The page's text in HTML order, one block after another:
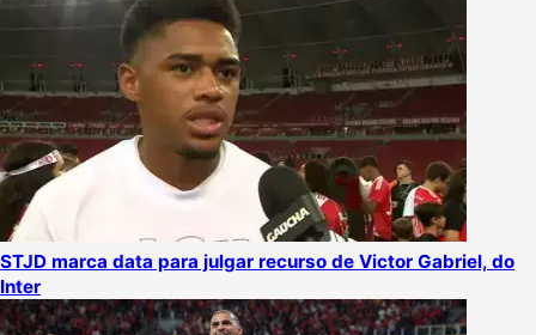
STJD marca data para julgar recurso de Victor Gabriel, do
Inter